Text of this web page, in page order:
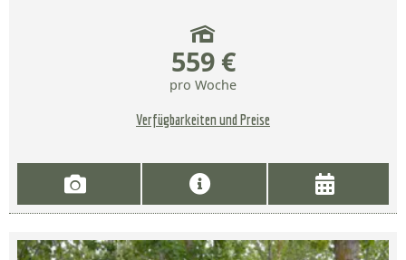
559 €
pro Woche
Verfügbarkeiten und Preise